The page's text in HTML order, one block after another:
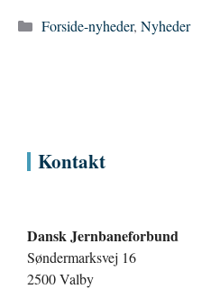
Kategorier
Forside-nyheder, Nyheder
Kontakt
Dansk Jernbaneforbund
Søndermarksvej 16
2500 Valby